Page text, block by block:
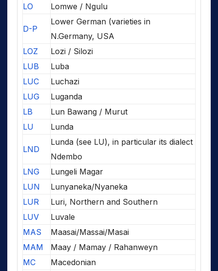
LO
Lomwe / Ngulu
D-P
Lower German (varieties in
N.Germany, USA
LOZ
Lozi / Silozi
LUB
Luba
LUC
Luchazi
LUG
Luganda
LB
Lun Bawang / Murut
LU
Lunda
LND
Lunda (see LU), in particular its dialect
Ndembo
LNG
Lungeli Magar
LUN
Lunyaneka/Nyaneka
LUR
Luri, Northern and Southern
LUV
Luvale
MAS
Maasai/Massai/Masai
MAM
Maay / Mamay / Rahanweyn
MC
Macedonian